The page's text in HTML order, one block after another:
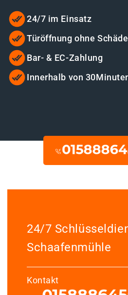
24/7 im Einsatz
Türöffnung ohne
Bar- & EC-Zahlung
Innerhalb von
24/7
Schaafenmühle
Kontakt